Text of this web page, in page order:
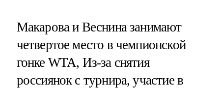
Макарова и Веснина занимают
четвертое место в чемпионской
гонке WTA, Из-за снятия
россиянок с турнира, участие в